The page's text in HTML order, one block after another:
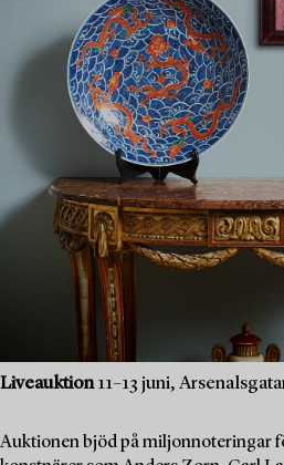
Liveauktion11–13 juni,
Auktionen bjöd på miljonnoteringar